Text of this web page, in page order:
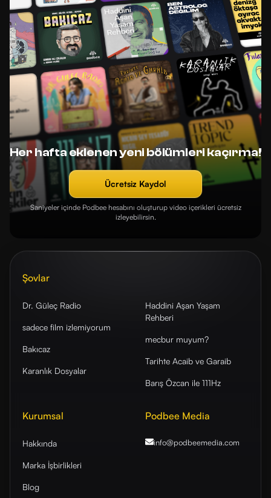
Her hafta eklenen yeni bölümleri kaçırma!
Ücretsiz Kaydol
Saniyeler içinde Podbee hesabını oluşturup video içerikleri ücretsiz
izleyebilirsin.
Şovlar
Dr. Güleç Radio
sadece film izlemiyorum
Bakıcaz
Karanlık Dosyalar
Haddini Aşan Yaşam
Rehberi
mecbur muyum?
Tarihte Acaib ve Garaib
Barış Özcan ile 111Hz
Kurumsal
Hakkında
Marka İşbirlikleri
Blog
Podbee Media
info@podbeemedia.com